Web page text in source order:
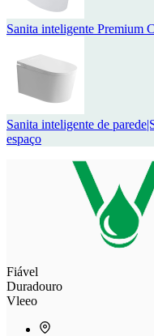
Sanita inteligente Premium
Sanita inteligente de
espaço
Fiável
Duradouro
Vleeo